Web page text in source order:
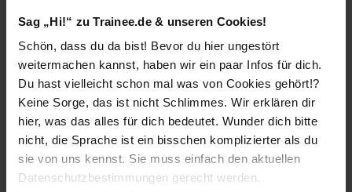
Sag „Hi!“ zu Trainee.de & unseren Cookies!
Schön, dass du da bist! Bevor du hier ungestört
weitermachen kannst, haben wir ein paar Infos für dich.
Du hast vielleicht schon mal was von Cookies gehört!?
Keine Sorge, das ist nicht Schlimmes. Wir erklären dir
hier, was das alles für dich bedeutet. Wunder dich bitte
nicht, die Sprache ist ein bisschen komplizierter als du
sie von uns kennst. Sie muss einfach den aktuellen
Datenschutzbestimmungen gerecht werden.
Fakten
Unternehmensart Mittelständler
Gründungsjahr 2010
Mitarbeiter
Internet & Telekommunikation